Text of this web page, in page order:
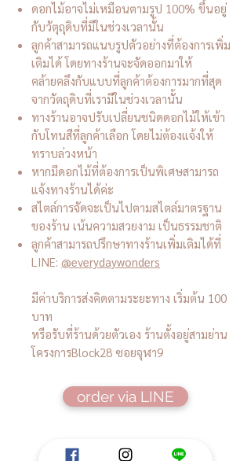
ดอกไม้อาจไม่เหมือนตามรูป 100% ขึ้นอยู่
กับวัตุถุดิบที่มีในช่วงเวลานั้น
ลูกค้าสามารถแนบรูปตัวอย่างที่ต้องการเพิ่ม
เติมได้ โดยทางร้านจะจัดออกมาให้
คล้ายคลึงกับแบบที่ลูกค้าต้องการมากที่สุด
จากวัตถุดิบที่เรามีในช่วงเวลานั้น
ทางร้านอาจปรับเปลี่ยนชนิดดอกไม้ให้เข้า
กับโทนสีที่ลูกค้าเลือก โดยไม่ต้องแจ้งให้
ทราบล่วงหน้า
หากมีดอกไม้ที่ต้องการเป็นพิเศษสามารถ
แจ้งทางร้านได้ค่ะ
สไตล์การจัดจะเป็นไปตามสไตล์มาตรฐาน
ของร้าน เน้นความสวยงาม เป็นธรรมชาติ
ลูกค้าสามารถปรึกษาทางร้านเพิ่มเติมได้ที่
LINE: @everydaywonders
มีค่าบริการส่งคิดตามระยะทาง เริ่มต้น 100
บาท
หรือรับที่ร้านด้วยตัวเอง ร้านตั้งอยู่สามย่าน
โครงการBlock28 ซอยจุฬา9
order via LINE